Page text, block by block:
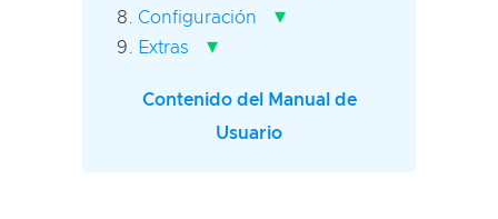
Configuración ▾
Extras ▾
Contenido del Manual de
Usuario